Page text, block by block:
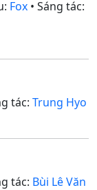
Fox • Sáng tác:
tác: Trung Hyo
tác: Bùi Lê Văn